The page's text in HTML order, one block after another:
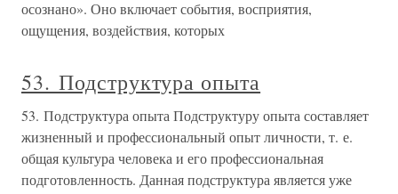
осознано». Оно включает события, восприятия,
ощущения, воздействия, которых
53. Подструктура опыта
53. Подструктура опыта Подструктуру опыта составляет
жизненный и профессиональный опыт личности, т. е.
общая культура человека и его профессиональная
подготовленность. Данная подструктура является уже